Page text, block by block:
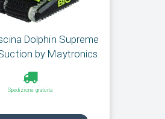
Dolphin Supreme
by Maytronics
Spedizione gratuita